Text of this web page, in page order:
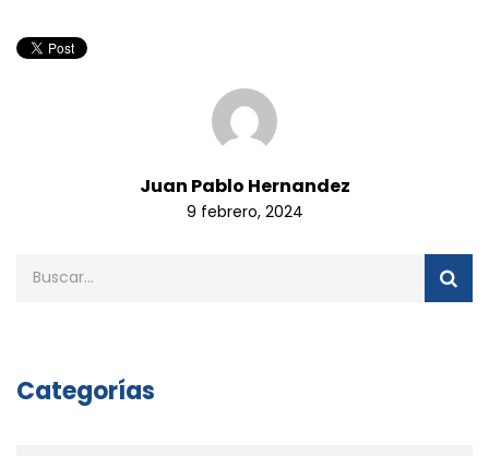
Juan Pablo Hernandez
9 febrero, 2024
Categorías